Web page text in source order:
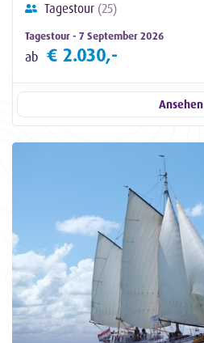
Tagestour (25)
Tagestour - 7 September 2026
ab € 2.030,-
Ansehen